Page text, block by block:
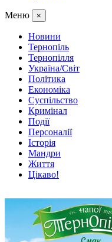
Меню ×
Новини
Тернопіль
Тернопілля
Україна/Світ
Політика
Економіка
Суспільство
Кримінал
Події
Персоналії
Історія
Мандри
Життя
Цікаво!